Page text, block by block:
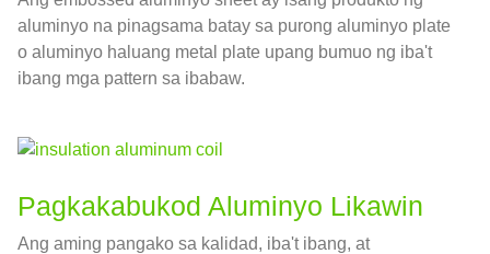
aluminyo na pinagsama batay sa purong aluminyo plate
o aluminyo haluang metal plate upang bumuo ng iba't
ibang mga pattern sa ibabaw.
Pagkakabukod Aluminyo Likawin
Ang aming pangako sa kalidad, iba't ibang, at